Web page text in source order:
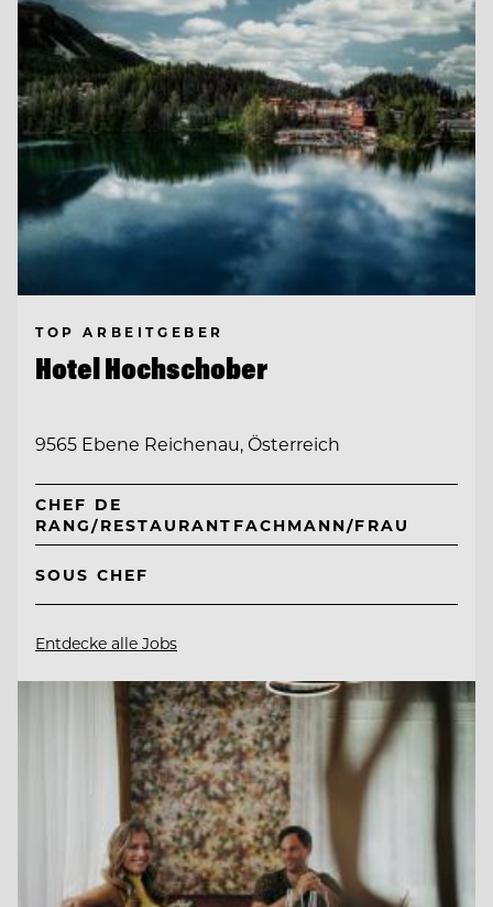
TOP ARBEITGEBER
Hotel Hochschober
9565 Ebene Reichenau, Österreich
CHEF DE
RANG/RESTAURANTFACHMANN/FRAU
SOUS CHEF
Entdecke alle Jobs